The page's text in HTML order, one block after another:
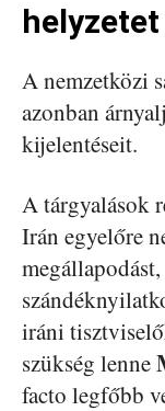
helyzetet
A nemzetközi
azonban
kijelentéseit.
A tárgyalások
Irán egyelőre
iráni
szükség lenne
facto legfőbb